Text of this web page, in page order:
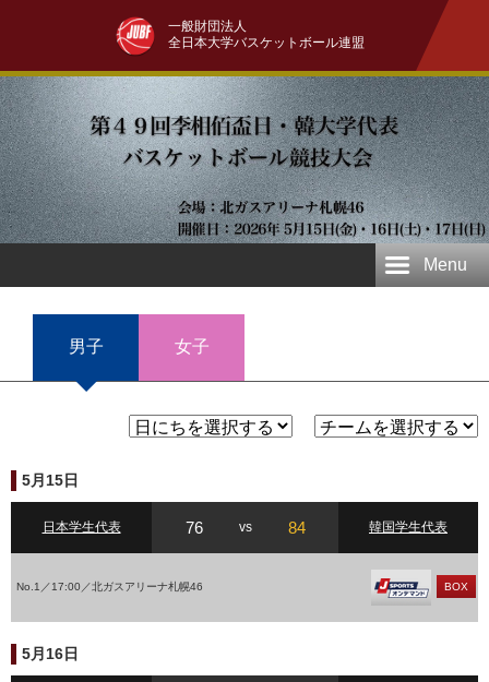
一般財団法人
全日本大学バスケットボール連盟
Menu
男子 女子
5月15日
日本学生代表 76 vs 84 韓国学生代表
No.1／17:00／北ガスアリーナ札幌46 BOX
5月16日